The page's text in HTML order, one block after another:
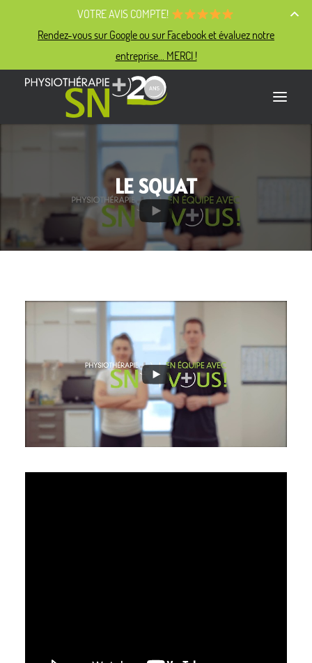
NOS EXPERTISES
NOS SERVICES
PRENDRE RENDEZ-VOUS
PORTAIL CLIENT
OFFRES D’EMPLOI
819 477-7751
LE SQUAT
VOTRE AVIS COMPTE!
Rendez-vous sur Google ou sur Facebook et évaluez notre
entreprise... MERCI !